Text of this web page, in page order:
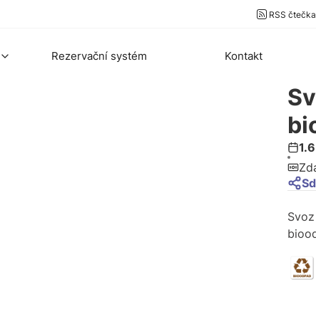
RSS čtečka
Rezervační systém Kontakt
Svoz